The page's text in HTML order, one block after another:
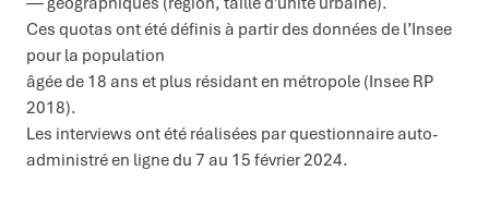
Ces quotas ont été définis à partir des données de l’Insee
pour la population
âgée de 18 ans et plus résidant en métropole (Insee RP
2018).
Les interviews ont été réalisées par questionnaire auto-
administré en ligne du 7 au 15 février 2024.